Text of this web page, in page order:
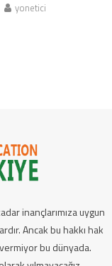
yonetici
inançlarımıza uygun
Ancak bu hakkı hak
bu dünyada.